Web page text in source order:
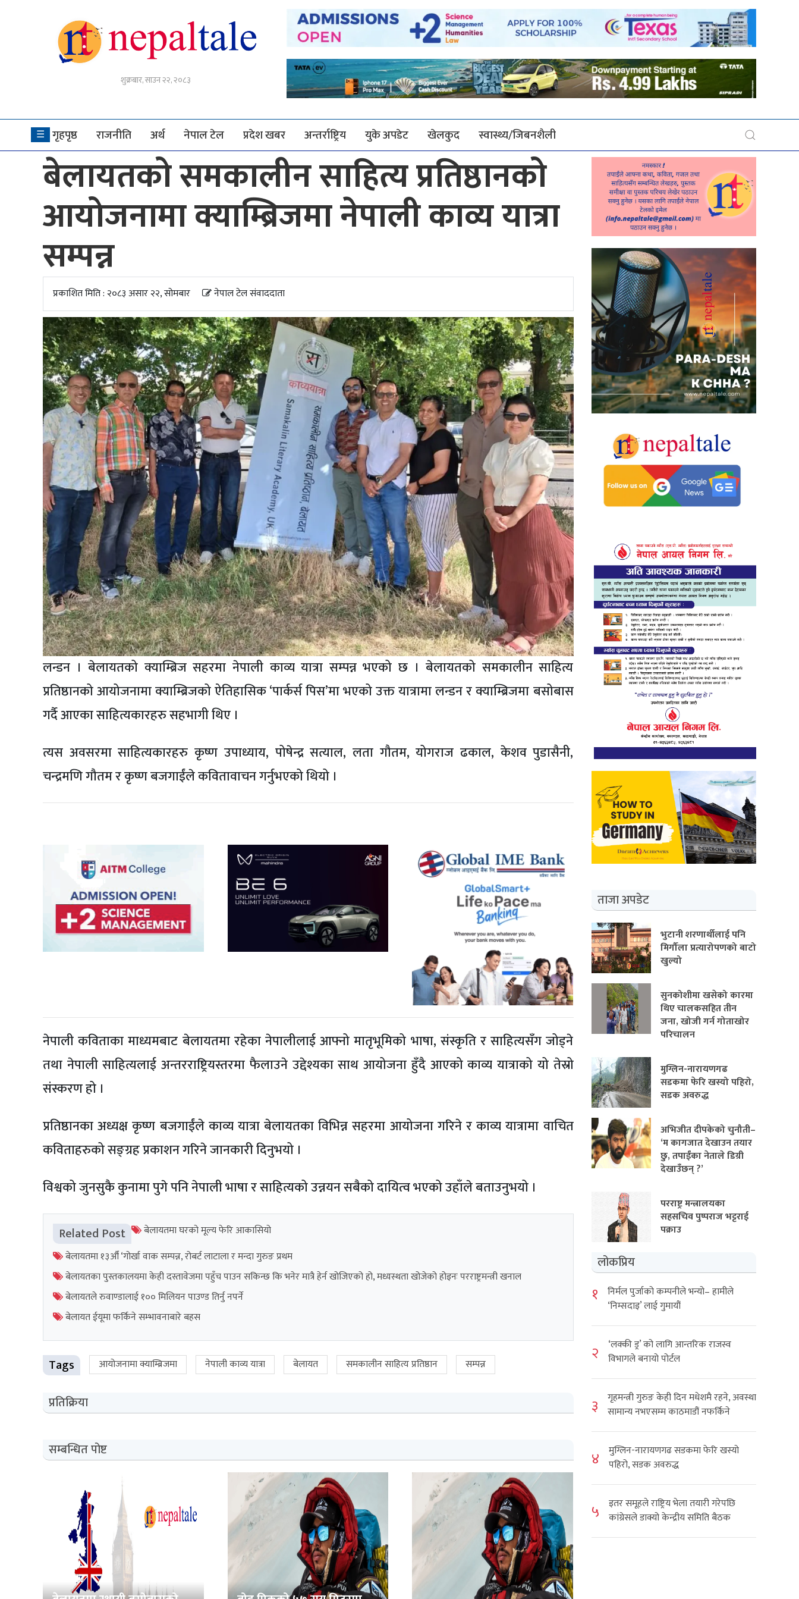
शुक्रबार, साउन २२, २०८३
अर्थ
नेपाल
अपडेट
स्वास्थ्य/
जिबनशैली
☰ गृहपृष्ठ राजनीति अर्थ नेपाल टेल प्रदेश खबर अन्तर्राष्ट्रिय युके अपडेट खेलकुद स्वास्थ्य/जिबनशैली
बेलायतको समकालीन साहित्य प्रतिष्ठानको
आयोजनामा क्याम्ब्रिजमा नेपाली काव्य यात्रा
सम्पन्न
प्रकाशित मिति : २०८३ असार २२, सोमबार नेपाल टेल संवाददाता
लन्डन । बेलायतको क्याम्ब्रिज सहरमा नेपाली काव्य यात्रा सम्पन्न भएको छ । बेलायतको समकालीन साहित्य
प्रतिष्ठानको आयोजनामा क्याम्ब्रिजको ऐतिहासिक ‘पार्कर्स पिस’मा भएको उक्त यात्रामा लन्डन र क्याम्ब्रिजमा बसोबास
गर्दै आएका साहित्यकारहरु सहभागी थिए ।
त्यस अवसरमा साहित्यकारहरु कृष्ण उपाध्याय, पोषेन्द्र सत्याल, लता गौतम, योगराज ढकाल, केशव पुडासैनी,
चन्द्रमणि गौतम र कृष्ण बजगाईंले कवितावाचन गर्नुभएको थियो ।
नेपाली कविताका माध्यमबाट बेलायतमा रहेका नेपालीलाई आफ्नो मातृभूमिको भाषा, संस्कृति र साहित्यसँग जोड्ने
तथा नेपाली साहित्यलाई अन्तरराष्ट्रियस्तरमा फैलाउने उद्देश्यका साथ आयोजना हुँदै आएको काव्य यात्राको यो तेस्रो
संस्करण हो ।
प्रतिष्ठानका अध्यक्ष कृष्ण बजगाईंले काव्य यात्रा बेलायतका विभिन्न सहरमा आयोजना गरिने र काव्य यात्रामा वाचित
कविताहरुको सङ्ग्रह प्रकाशन गरिने जानकारी दिनुभयो ।
विश्वको जुनसुकै कुनामा पुगे पनि नेपाली भाषा र साहित्यको उन्नयन सबैको दायित्व भएको उहाँले बताउनुभयो ।
Related Post
बेलायतमा घरको मूल्य फेरि आकासियो
बेलायतमा १३औँ ‘गोर्खा वाक सम्पन्न, रोबर्ट लाटाला र मन्दा गुरुङ प्रथम
बेलायतका पुस्तकालयमा केही दस्तावेजमा पहुँच पाउन सकिन्छ कि भनेर मात्रै हेर्न खोजिएको हो, मध्यस्थता खोजेको होइनः परराष्ट्रमन्त्री खनाल
बेलायतले रुवाण्डालाई १०० मिलियन पाउण्ड तिर्नु नपर्ने
बेलायत ईयूमा फर्किने सम्भावनाबारे बहस
Tags आयोजनामा क्याम्ब्रिजमा नेपाली काव्य यात्रा बेलायत समकालीन साहित्य प्रतिष्ठान सम्पन्न
प्रतिक्रिया
सम्बन्धित पोष्ट
ताजा अपडेट
भुटानी शरणार्थीलाई पनि
मिर्गौला प्रत्यारोपणको बाटो
खुल्यो
सुनकोशीमा खसेको कारमा
थिए चालकसहित तीन
जना, खोजी गर्न गोताखोर
परिचालन
मुग्लिन-नारायणगढ
सडकमा फेरि खस्यो पहिरो,
सडक अवरुद्ध
अभिजीत दीपकेको चुनौती–
‘म कागजात देखाउन तयार
छु, तपाईंका नेताले डिग्री
देखाउँछन् ?’
परराष्ट्र मन्त्रालयका
सहसचिव पुष्पराज भट्टराई
पक्राउ
लोकप्रिय
१
निर्मल पुर्जाको कम्पनीले भन्यो– हामीले
‘निम्सदाइ’ लाई गुमायौं
२
‘लक्की ड्र’ को लागि आन्तरिक राजस्व
विभागले बनायो पोर्टल
३
गृहमन्त्री गुरुङ केही दिन मधेशमै रहने, अवस्था
सामान्य नभएसम्म काठमाडौं नफर्किने
४
मुग्लिन-नारायणगढ सडकमा फेरि खस्यो
पहिरो, सडक अवरुद्ध
५
इतर समूहले राष्ट्रिय भेला तयारी गरेपछि
कांग्रेसले डाक्यो केन्द्रीय समिति बैठक